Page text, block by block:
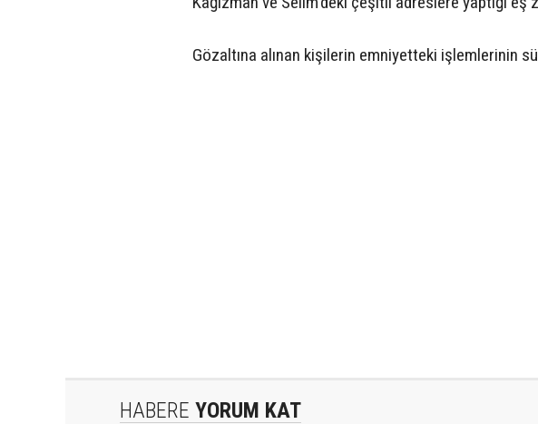
Gözaltına alınan kişilerin emniyetteki işlemlerinin
HABERE YORUM KAT